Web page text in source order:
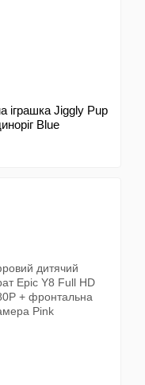
іграшка Jiggly Pup
Blue